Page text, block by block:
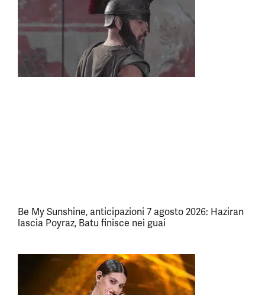
Be My Sunshine, anticipazioni 7 agosto 2026: Haziran
lascia Poyraz, Batu finisce nei guai